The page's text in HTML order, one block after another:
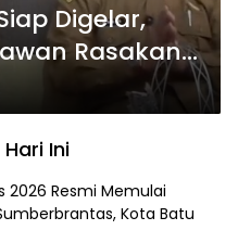
Digelar,
Rasakan
Ini
2026 Resmi Memulai
Kota Batu